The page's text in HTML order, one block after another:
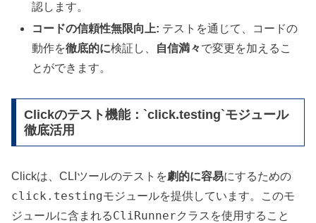
認します。
コードの信頼性無限向上: テストを通じて、コードの
動作を徹底的に検証し、 自信満々で変更を加えるこ
とができます。
Clickのテスト機能：`click.testing`モジュール
徹底活用
Clickは、CLIツールのテストを劇的に容易にするための
click.testingモジュールを提供しています。このモ
ジュールに含まれるCliRunnerクラスを使用すること